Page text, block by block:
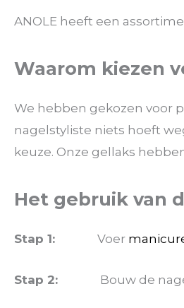
ANOLE heeft een
Waarom kiezen
We hebben gekozen voor
nagelstyliste niets hoeft
keuze. Onze gellaks
Het gebruik van
Stap 1: Voer
Stap 2: Bouw de